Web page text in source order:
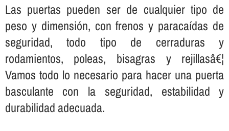
Las puertas pueden ser de cualquier tipo de
peso y dimensión, con frenos y paracaí­das de
seguridad, todo tipo de cerraduras y
rodamientos, poleas, bisagras y rejillasâ€¦
Vamos todo lo necesario para hacer una puerta
basculante con la seguridad, estabilidad y
durabilidad adecuada.